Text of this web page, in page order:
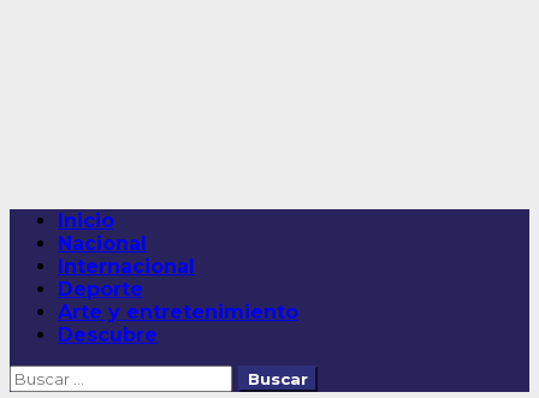
Menú
principal
Inicio
Nacional
Internacional
Deporte
Arte y entretenimiento
Descubre
Buscar: